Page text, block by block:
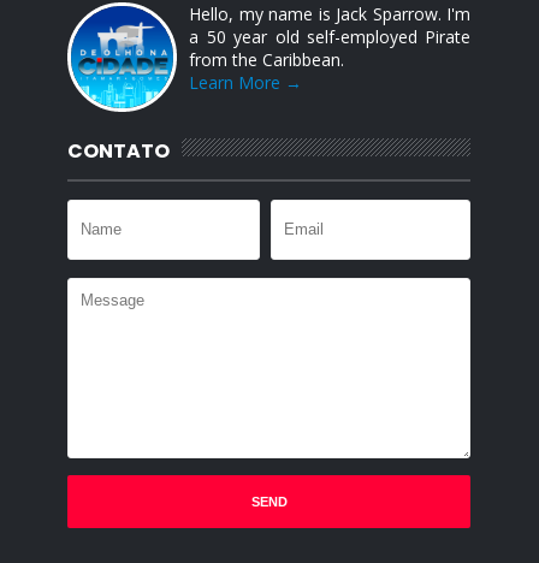
Hello, my name is Jack Sparrow. I'm
a 50 year old self-employed Pirate
from the Caribbean.
Learn More →
CONTATO